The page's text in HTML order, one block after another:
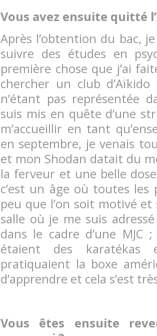
Vous avez ensuite quitté
Après l’obtention du bac,
suivre des études en
première chose que j’ai
chercher un club d’Aïkido
n’étant pas représentée
suis mis en quête d’une
m’accueillir en tant
en septembre, je venais
et mon Shodan datait du
la ferveur et une belle
c’est un âge où toutes les
peu que l’on soit motivé
salle où je me suis
dans le cadre d’une MJC
étaient des
pratiquaient la boxe
d’apprendre et cela s’est
Vous êtes ensuite